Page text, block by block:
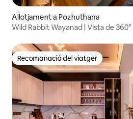
Allotjament a Pozhuthana
Wild Rabbit Wayanad | Vista de
Recomanació del viatger
Recomanació del viatger